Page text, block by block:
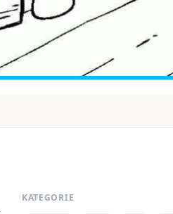
KATEGORIE